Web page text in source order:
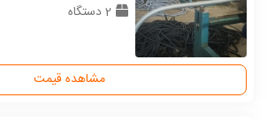
2 دستگاه
مشاهده قیمت